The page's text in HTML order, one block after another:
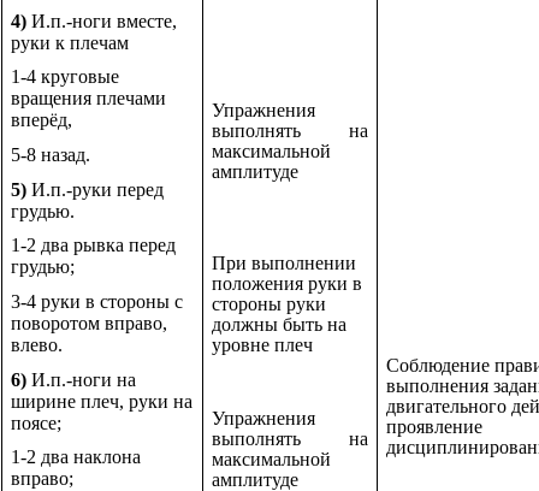
4) И.п.-ноги вместе,
руки к плечам
1-4 круговые
вращения плечами
вперёд,
5-8 назад.
5) И.п.-руки перед
грудью.
1-2 два рывка перед
грудью;
3-4 руки в стороны с
поворотом вправо,
влево.
6) И.п.-ноги на
ширине плеч, руки на
поясе;
1-2 два наклона
вправо;
Упражнения
выполнять на
максимальной
амплитуде
При выполнении
положения руки в
стороны руки
должны быть на
уровне плеч
Упражнения
выполнять на
максимальной
амплитуде
Соблюдение
выполнения
двигательного
проявление